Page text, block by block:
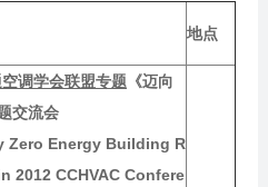
地点
调学会联盟专题《迈向
交流会
Zero Energy Building R
2012 CCHVAC Confere